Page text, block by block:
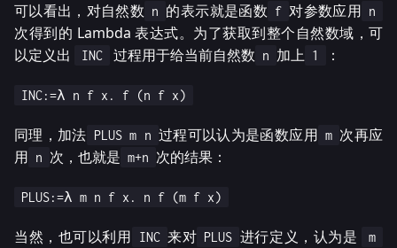
可以看出，对自然数 n 的表示就是函数 f 对参数应用 n
次得到的 Lambda 表达式。为了获取到整个自然数域，可
以定义出
INC 过程用于给当前自然数 n 加上 1 ：
INC:=λ n f x. f (n f x)
同理，加法 PLUS m n 过程可以认为是函数应用 m 次再应
用 n 次，也就是 m+n 次的结果：
PLUS:=λ m n f x. n f (m f x)
当然，也可以利用 INC 来对 PLUS 进行定义，认为是 m